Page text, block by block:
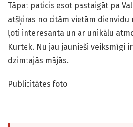
Tāpat paticis esot pastaigāt pa
atšķiras no citām vietām dienvidu
ļoti interesanta un ar unikālu
Kurtek. Nu jau jaunieši veiksmīgi
dzimtajās mājās.
Publicitātes foto